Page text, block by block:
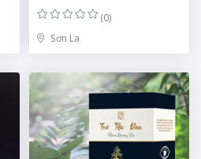
(0)
Sơn La